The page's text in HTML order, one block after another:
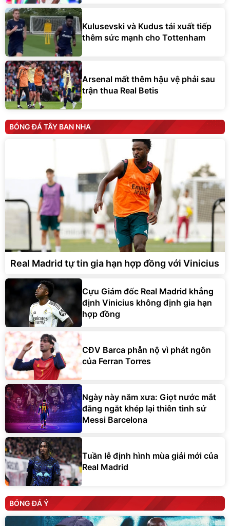
Kulusevski và Kudus tái xuất tiếp
thêm sức mạnh cho Tottenham
Arsenal mất thêm hậu vệ phải sau
trận thua Real Betis
BÓNG ĐÁ TÂY BAN NHA
Real Madrid tự tin gia hạn hợp đồng với Vinicius
Cựu Giám đốc Real Madrid khẳng
định Vinicius không định gia hạn
hợp đồng
CĐV Barca phẫn nộ vì phát ngôn
của Ferran Torres
Ngày này năm xưa: Giọt nước mắt
đắng ngắt khép lại thiên tình sử
Messi Barcelona
Tuần lễ định hình mùa giải mới của
Real Madrid
BÓNG ĐÁ Ý